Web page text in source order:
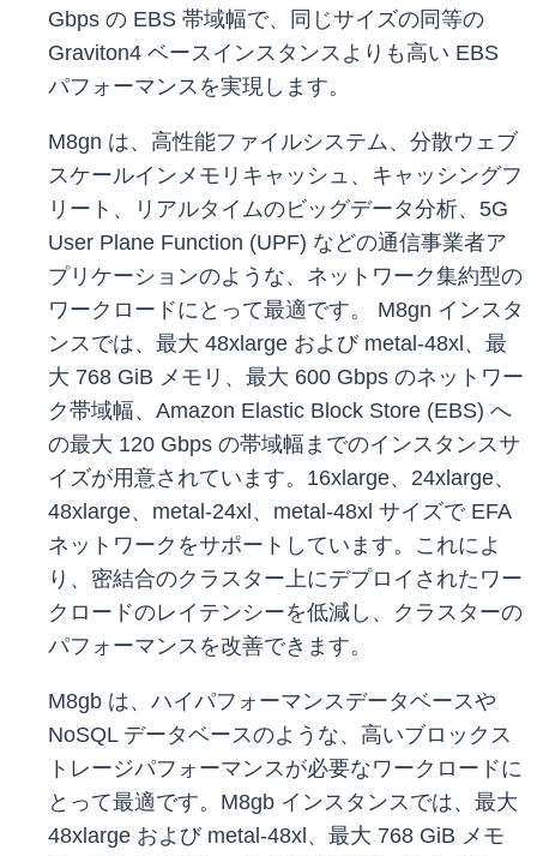
Gbps の EBS 帯域幅で、同じサイズの同等の
Graviton4 ベースインスタンスよりも高い EBS
パフォーマンスを実現します。
M8gn は、高性能ファイルシステム、分散ウェブ
スケールインメモリキャッシュ、キャッシングフ
リート、リアルタイムのビッグデータ分析、5G
User Plane Function (UPF) などの通信事業者ア
プリケーションのような、ネットワーク集約型の
ワークロードにとって最適です。 M8gn インスタ
ンスでは、最大 48xlarge および metal-48xl、最
大 768 GiB メモリ、最大 600 Gbps のネットワー
ク帯域幅、Amazon Elastic Block Store (EBS) へ
の最大 120 Gbps の帯域幅までのインスタンスサ
イズが用意されています。16xlarge、24xlarge、
48xlarge、metal-24xl、metal-48xl サイズで EFA
ネットワークをサポートしています。これによ
り、密結合のクラスター上にデプロイされたワー
クロードのレイテンシーを低減し、クラスターの
パフォーマンスを改善できます。
M8gb は、ハイパフォーマンスデータベースや
NoSQL データベースのような、高いブロックス
トレージパフォーマンスが必要なワークロードに
とって最適です。M8gb インスタンスでは、最大
48xlarge および metal-48xl、最大 768 GiB メモ